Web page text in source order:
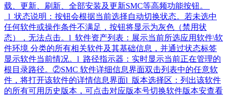
载、更新、刷新、全部安装及更新SMC等高频功能按钮。
l 状态说明：按钮会根据当前选择自动切换状态。若未选中
任何软件或操作条件不满足，按钮将显示为灰色（禁用状
态），无法点击。l 软件资产列表：展示当前所选应用软件\软
件环境 分类的所有相关软件及其基础信息，并通过状态标签
显示软件当前情况。l 路径指示器：实时显示当前正在管理的
根目录路径。②SMC 软件详细信息界面双击列表中的任意软
件，将打开该软件的详情信息界面l 版本选择区：列出该软件
的所有可用历史版本，可点击对应版本号切换软件版本安查看